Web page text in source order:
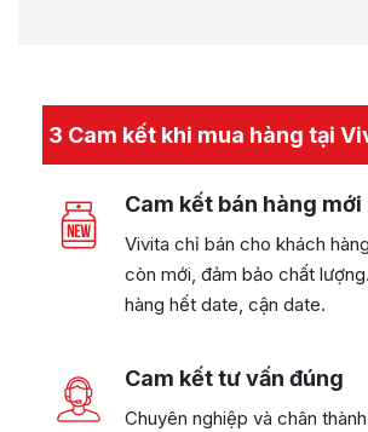
3 Cam kết khi mua hàng tại
Cam kết bán hàng mới
Vivita chỉ bán cho khách
còn mới, đảm bảo chất
hàng hết date, cận date.
Cam kết tư vấn đúng
Chuyên nghiệp và chân